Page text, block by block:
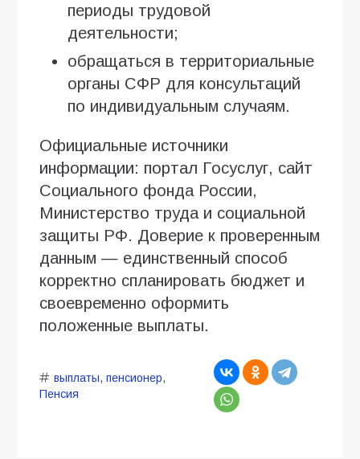
периоды трудовой
деятельности;
обращаться в территориальные
органы СФР для консультаций
по индивидуальным случаям.
Официальные источники
информации: портал Госуслуг, сайт
Социального фонда России,
Министерство труда и социальной
защиты РФ. Доверие к проверенным
данным — единственный способ
корректно спланировать бюджет и
своевременно оформить
положенные выплаты.
выплаты, пенсионер,
Пенсия